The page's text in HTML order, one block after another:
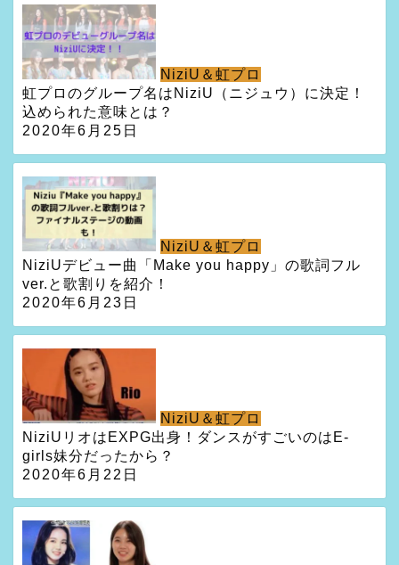
NiziU＆虹プロ
虹プロのグループ名はNiziU（ニジュウ）に決定！
込められた意味とは？
2020年6月25日
NiziU＆虹プロ
NiziUデビュー曲「Make you happy」の歌詞フル
ver.と歌割りを紹介！
2020年6月23日
NiziU＆虹プロ
NiziUリオはEXPG出身！ダンスがすごいのはE-
girls妹分だったから？
2020年6月22日